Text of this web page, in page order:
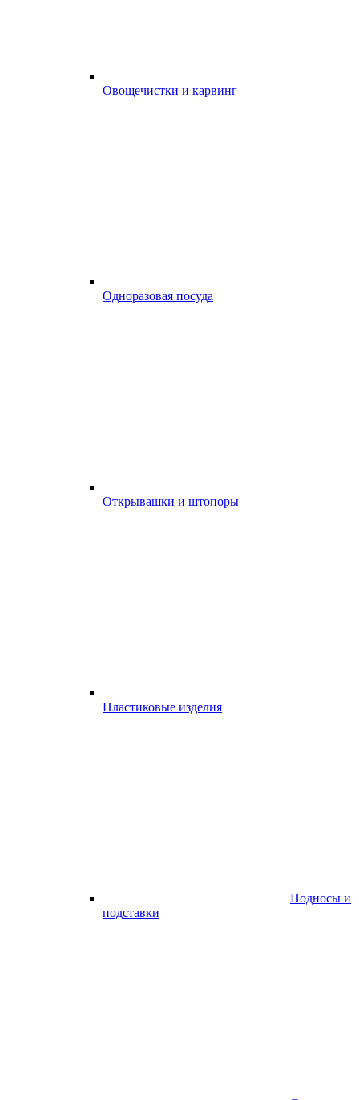
Овощечистки и карвинг
Одноразовая посуда
Открывашки и штопоры
Пластиковые изделия
Подносы и
подставки